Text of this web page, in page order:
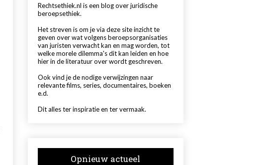
Rechtsethiek.nl is een blog over juridische
beroepsethiek.
Het streven is om je via deze site inzicht te
geven over wat volgens beroepsorganisaties
van juristen verwacht kan en mag worden, tot
welke morele dilemma's dit kan leiden en hoe
hier in de literatuur over wordt geschreven.
Ook vind je de nodige verwijzingen naar
relevante films, series, documentaires, boeken
e.d.
Dit alles ter inspiratie en ter vermaak.
Opnieuw actueel